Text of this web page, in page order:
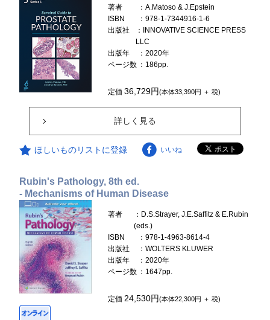
著者
：A.Matoso & J.Epstein
ISBN
：978-1-7344916-1-6
出版社
：INNOVATIVE SCIENCE PRESS
LLC
出版年
：2020年
ページ数 ：186pp.
定価36,729円(本体33,390円 ＋ 税)
詳しく見る
ほしいものリストに登録 いいね
Rubin's Pathology, 8th ed.
- Mechanisms of Human Disease
著者
：D.S.Strayer, J.E.Saffitz & E.Rubin
(eds.)
ISBN
：978-1-4963-8614-4
出版社
：WOLTERS KLUWER
出版年
：2020年
ページ数 ：1647pp.
定価 24,530円(本体22,300円 ＋ 税)